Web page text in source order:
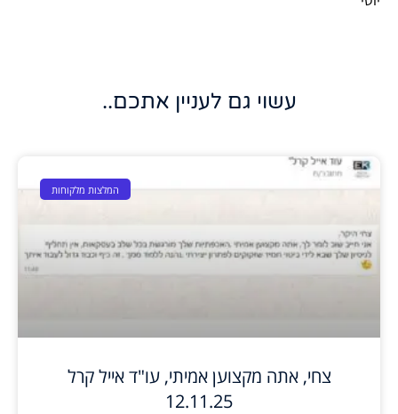
עשוי גם לעניין אתכם..
המלצות מלקוחות
צחי, אתה מקצוען אמיתי, עו"ד אייל קרל
12.11.25